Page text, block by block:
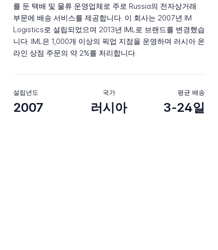
를 둔 택배 및 물류 운영업체로 주로 Russia의 전자상거래
부문에 배송 서비스를 제공합니다. 이 회사는 2007년 IM
Logistics로 설립되었으며 2013년 IML로 브랜드를 변경했습
니다. IML은 1,000개 이상의 픽업 지점을 운영하며 러시아 온
라인 상점 주문의 약 2%를 처리합니다.
설립년도
2007
국가
러시아
평균 배송
3-24일